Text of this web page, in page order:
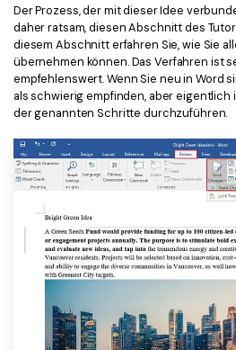
Freiberufler
Alle PDF-Funktionen
PDF-bezogene Informationen,
Download-Zentrum
Laden Sie die leistungsstärksten
Der Prozess, der mit dieser Idee
daher ratsam, diesen Abschnitt des
diesem Abschnitt erfahren Sie, wie Sie
übernehmen können. Das Verfahren ist
empfehlenswert. Wenn Sie neu in Word
als schwierig empfinden, aber
der genannten Schritte durchzuführen.